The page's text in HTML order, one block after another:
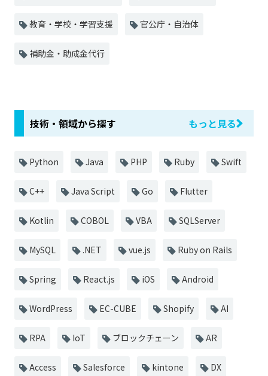
教育・学校・学習支援 官公庁・自治体
補助金・助成金代行
技術・領域から探す もっと見る
Python Java PHP Ruby Swift
C++ Java Script Go Flutter
Kotlin COBOL VBA SQLServer
MySQL .NET vue.js Ruby on Rails
Spring React.js iOS Android
WordPress EC-CUBE Shopify AI
RPA IoT ブロックチェーン AR
Access Salesforce kintone DX